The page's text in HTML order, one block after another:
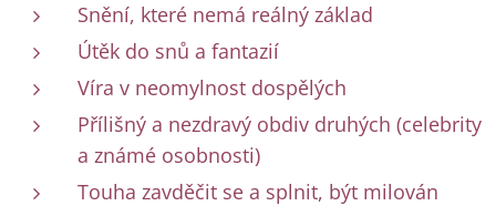
Snění, které nemá reálný základ
Útěk do snů a fantazií
Víra v neomylnost dospělých
Přílišný a nezdravý obdiv druhých (celebrity
a známé osobnosti)
Touha zavděčit se a splnit, být milován